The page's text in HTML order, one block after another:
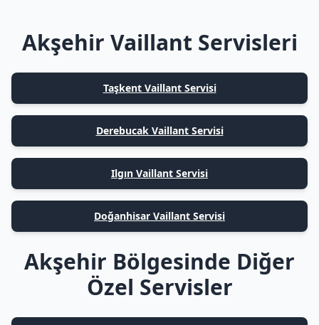
Akşehir Vaillant Servisleri
Taşkent Vaillant Servisi
Derebucak Vaillant Servisi
Ilgın Vaillant Servisi
Doğanhisar Vaillant Servisi
Akşehir Bölgesinde Diğer
Özel Servisler